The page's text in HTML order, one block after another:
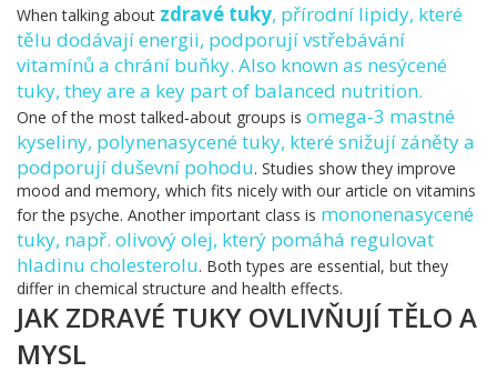
When talking about zdravé tuky, přírodní lipidy, které
tělu dodávají energii, podporují vstřebávání
vitamínů a chrání buňky. Also known as nesýcené
tuky, they are a key part of balanced nutrition.
One of the most talked‑about groups is omega‑3 mastné
kyseliny, polynenasycené tuky, které snižují záněty a
podporují duševní pohodu. Studies show they improve
mood and memory, which fits nicely with our article on vitamins
for the psyche. Another important class is mononenasycené
tuky, např. olivový olej, který pomáhá regulovat
hladinu cholesterolu. Both types are essential, but they
differ in chemical structure and health effects.
JAK ZDRAVÉ TUKY OVLIVŇUJÍ TĚLO A
MYSL